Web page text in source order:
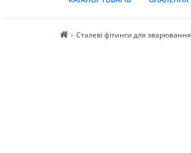
Сталеві фітинги для зварювання